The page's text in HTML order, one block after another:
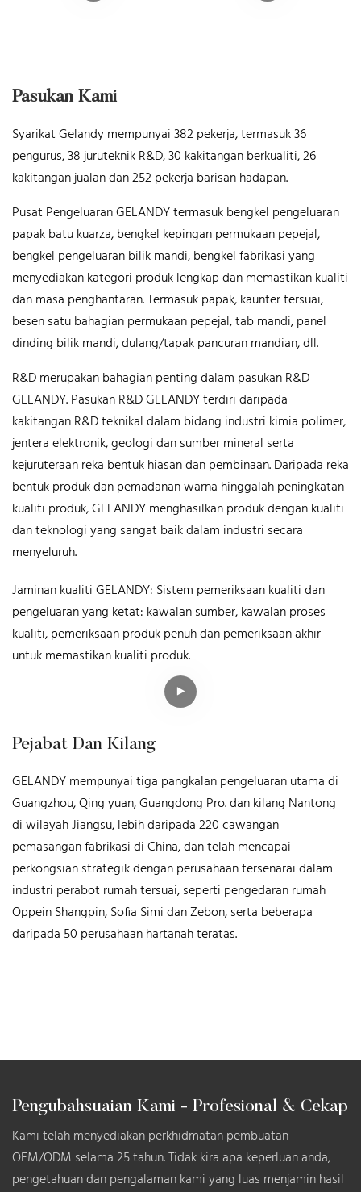
Pasukan Kami
Syarikat Gelandy mempunyai 382 pekerja, termasuk 36
pengurus, 38 juruteknik R&D, 30 kakitangan berkualiti, 26
kakitangan jualan dan 252 pekerja barisan hadapan.
Pusat Pengeluaran GELANDY termasuk bengkel pengeluaran
papak batu kuarza, bengkel kepingan permukaan pepejal,
bengkel pengeluaran bilik mandi, bengkel fabrikasi yang
menyediakan kategori produk lengkap dan memastikan kualiti
dan masa penghantaran. Termasuk papak, kaunter tersuai,
besen satu bahagian permukaan pepejal, tab mandi, panel
dinding bilik mandi, dulang/tapak pancuran mandian, dll.
R&D merupakan bahagian penting dalam pasukan R&D
GELANDY. Pasukan R&D GELANDY terdiri daripada
kakitangan R&D teknikal dalam bidang industri kimia polimer,
jentera elektronik, geologi dan sumber mineral serta
kejuruteraan reka bentuk hiasan dan pembinaan. Daripada reka
bentuk produk dan pemadanan warna hinggalah peningkatan
kualiti produk, GELANDY menghasilkan produk dengan kualiti
dan teknologi yang sangat baik dalam industri secara
menyeluruh.
Jaminan kualiti GELANDY: Sistem pemeriksaan kualiti dan
pengeluaran yang ketat: kawalan sumber, kawalan proses
kualiti, pemeriksaan produk penuh dan pemeriksaan akhir
untuk memastikan kualiti produk.
Pejabat Dan Kilang
GELANDY mempunyai tiga pangkalan pengeluaran utama di
Guangzhou, Qing yuan, Guangdong Pro. dan kilang Nantong
di wilayah Jiangsu, lebih daripada 220 cawangan
pemasangan fabrikasi di China, dan telah mencapai
perkongsian strategik dengan perusahaan tersenarai dalam
industri perabot rumah tersuai, seperti pengedaran rumah
Oppein Shangpin, Sofia Simi dan Zebon, serta beberapa
daripada 50 perusahaan hartanah teratas.
Pengubahsuaian Kami - Profesional & Cekap
Kami telah menyediakan perkhidmatan pembuatan
OEM/ODM selama 25 tahun. Tidak kira apa keperluan anda,
pengetahuan dan pengalaman kami yang luas menjamin hasil